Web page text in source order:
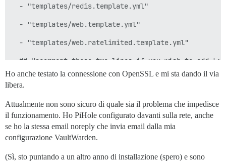
No non-official plugins detected.
See https://github.com/discourse/discourse/blob/
========================================
Discourse version at localhost: NOT FOUND
  - "templates/redis.template.yml"
  - "templates/web.template.yml"
  - "templates/web.ratelimited.template.yml"
## Uncomment these two lines if you wish to add
  ## - "templates/web.ssl.template.yml"
## which TCP/IP ports should this container expose?
## If you want Discourse to share a port with
Ho anche testato la connessione con OpenSSL e mi sta dando il via
libera.
Attualmente non sono sicuro di quale sia il problema che impedisce
il funzionamento. Ho PiHole configurato davanti sulla rete, anche
se ho la stessa email noreply che invia email dalla mia
configurazione VaultWarden.
(Sì, sto puntando a un altro anno di installazione (spero) e sono